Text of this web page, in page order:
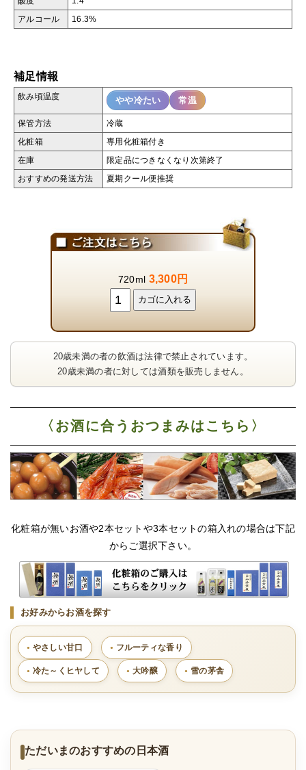
アルコール 16.3%
補足情報
飲み頃温度 やや冷たい 常温
保管方法 冷蔵
化粧箱 専用化粧箱付き
在庫 限定品につきなくなり次第終了
おすすめの発送方法 夏期クール便推奨
720ml 3,300円
20歳未満の者の飲酒は法律で禁止されています。
20歳未満の者に対しては酒類を販売しません。
〈お酒に合うおつまみはこちら〉
化粧箱が無いお酒や2本セットや3本セットの箱入れの場合は下記
からご選択下さい。
お好みからお酒を探す
やさしい甘口 フルーティな香り
冷た～くヒヤして 大吟醸 雪の茅舎
ただいまのおすすめの日本酒